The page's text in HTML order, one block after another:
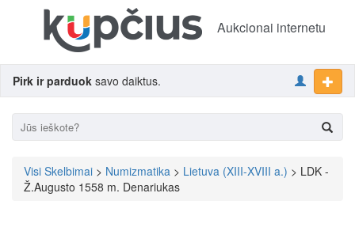
Aukcionai internetu
Pirk ir parduok savo daiktus.
Visi Skelbimai > Numizmatika > Lietuva (XIII-XVIII a.) > LDK -
Ž.Augusto 1558 m. Denariukas